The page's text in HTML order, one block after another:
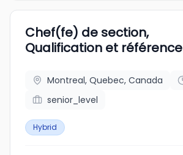
Chef(fe) de section,
Qualification et référence
Montreal, Quebec, Canada
senior_level
Hybrid